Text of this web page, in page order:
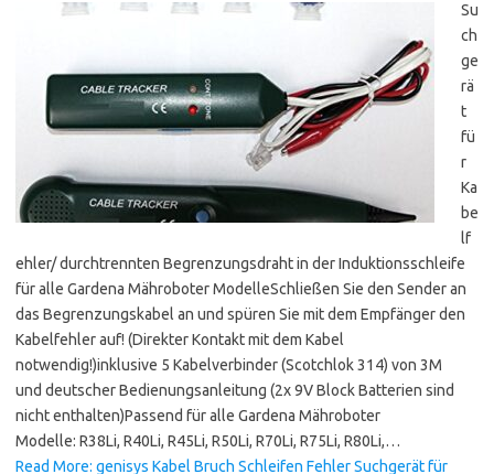
Su
ch
ge
rä
t
fü
r
Ka
be
lf
ehler/ durchtrennten Begrenzungsdraht in der Induktionsschleife
für alle Gardena Mähroboter ModelleSchließen Sie den Sender an
das Begrenzungskabel an und spüren Sie mit dem Empfänger den
Kabelfehler auf! (Direkter Kontakt mit dem Kabel
notwendig!)inklusive 5 Kabelverbinder (Scotchlok 314) von 3M
und deutscher Bedienungsanleitung (2x 9V Block Batterien sind
nicht enthalten)Passend für alle Gardena Mähroboter
Modelle: R38Li, R40Li, R45Li, R50Li, R70Li, R75Li, R80Li,…
Read More: genisys Kabel Bruch Schleifen Fehler Suchgerät für